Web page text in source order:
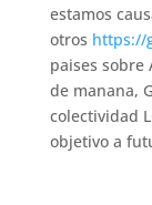
estamos
otros https://
paises sobre
de manana,
colectividad
objetivo a